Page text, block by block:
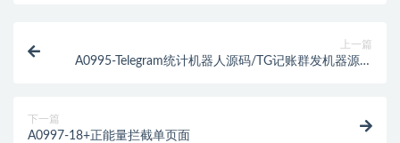
上一篇
A0995-Telegram统计机器人源码/TG记账群发机器源码
下一篇
A0997-18+正能量拦截单页面